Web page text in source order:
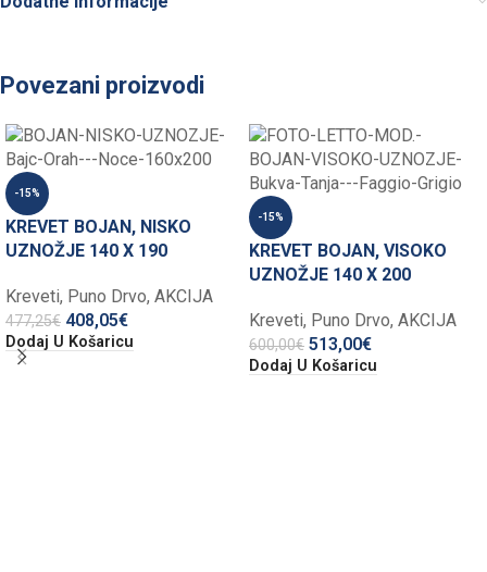
Povezani proizvodi
-15%
KREVET BOJAN, NISKO
UZNOŽJE 140 X 190
Kreveti, Puno Drvo, AKCIJA
477,25€ 408,05€
Dodaj U Košaricu
-15%
KREVET BOJAN, VISOKO
UZNOŽJE 140 X 200
Kreveti, Puno Drvo, AKCIJA
600,00€ 513,00€
Dodaj U Košaricu